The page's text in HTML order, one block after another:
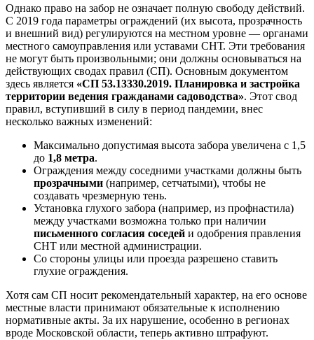
Однако право на забор не означает полную свободу действий.
С 2019 года параметры ограждений (их высота, прозрачность
и внешний вид) регулируются на местном уровне — органами
местного самоуправления или уставами СНТ. Эти требования
не могут быть произвольными; они должны основываться на
действующих сводах правил (СП). Основным документом
здесь является «СП 53.13330.2019. Планировка и застройка
территории ведения гражданами садоводства». Этот свод
правил, вступивший в силу в период пандемии, внес
несколько важных изменений:
Максимально допустимая высота забора увеличена с 1,5
до 1,8 метра.
Ограждения между соседними участками должны быть
прозрачными (например, сетчатыми), чтобы не
создавать чрезмерную тень.
Установка глухого забора (например, из профнастила)
между участками возможна только при наличии
письменного согласия соседей и одобрения правления
СНТ или местной администрации.
Со стороны улицы или проезда разрешено ставить
глухие ограждения.
Хотя сам СП носит рекомендательный характер, на его основе
местные власти принимают обязательные к исполнению
нормативные акты. За их нарушение, особенно в регионах
вроде Московской области, теперь активно штрафуют.